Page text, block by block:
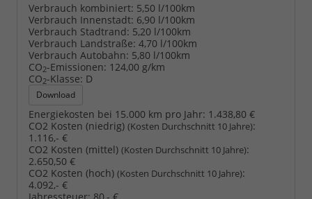
Verbrauch kombiniert: 5,50 l/100km
Verbrauch Innenstadt: 6,90 l/100km
Verbrauch Stadtrand: 5,20 l/100km
Verbrauch Landstraße: 4,70 l/100km
Verbrauch Autobahn: 5,80 l/100km
CO2-Emissionen: 124,00 g/km
CO2-Klasse: D
Download
Energiekosten bei 15.000 km pro Jahr: 1.438,80 €
CO2 Kosten (niedrig) (Kosten Durchschnitt 10 Jahre):
1.116,- €
CO2 Kosten (mittel) (Kosten Durchschnitt 10 Jahre):
2.650,50 €
CO2 Kosten (hoch) (Kosten Durchschnitt 10 Jahre):
4.092,- €
Jahressteuer: 80,- €